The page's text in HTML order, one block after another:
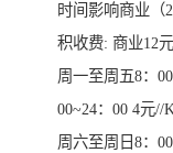
时间影响商业（
积收费: 商业12
周一至周五8：
00~24：00 4元//
周六至周日8：